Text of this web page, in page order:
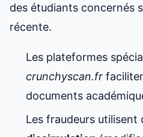
des étudiants concernés
récente.
Les plateformes
crunchyscan.fr
documents
Les fraudeurs utilisent